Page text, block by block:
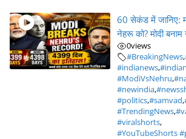
60 सेकंड में जानिए:
नेहरू को? मोदी
0views
#BreakingNews,
#indianews,
#ModiVsNehru,
#newindia,
#politics,#samvad,
#TrendingNews,
#viralshorts,
#YouTubeShorts